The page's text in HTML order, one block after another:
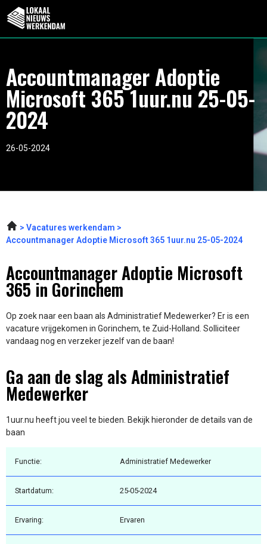
Accountmanager Adoptie
Microsoft 365 1uur.nu 25-05-
2024
26-05-2024
Vacatures werkendam
Accountmanager Adoptie Microsoft 365 1uur.nu 25-05-2024
Accountmanager Adoptie Microsoft
365 in Gorinchem
Op zoek naar een baan als Administratief Medewerker? Er is een
vacature vrijgekomen in Gorinchem, te Zuid-Holland. Solliciteer
vandaag nog en verzeker jezelf van de baan!
Ga aan de slag als Administratief
Medewerker
1uur.nu heeft jou veel te bieden. Bekijk hieronder de details van de
baan
Functie: Administratief Medewerker
Startdatum: 25-05-2024
Ervaring: Ervaren